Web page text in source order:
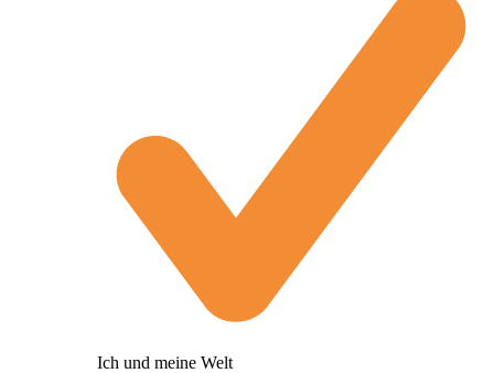
Ich und meine Welt